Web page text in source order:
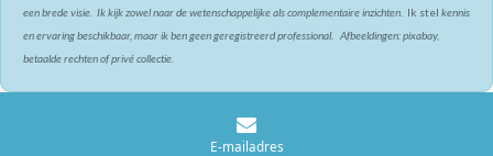
een brede visie. Ik kijk zowel naar de wetenschappelijke als complementaire inzichten. Ik stel kennis
en ervaring beschikbaar, maar ik ben geen geregistreerd professional. Afbeeldingen: pixabay,
betaalde rechten of privé collectie.
E-mailadres